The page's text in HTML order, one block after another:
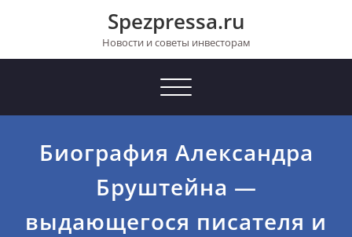
Spezpressa.ru
Новости и советы инвесторам
Toggle
Биография Александра
Бруштейна —
выдающегося писателя и